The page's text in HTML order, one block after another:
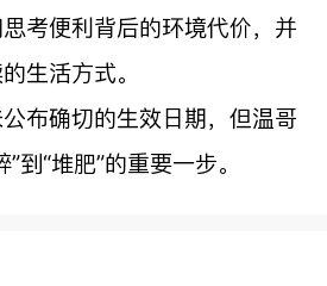
考便利背后的环境代价，并
生活方式。
布确切的生效日期，但温哥
到“堆肥”的重要一步。